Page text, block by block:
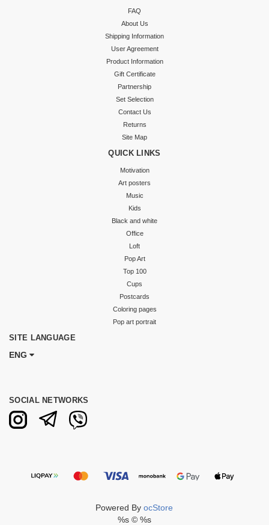
FAQ
About Us
Shipping Information
User Agreement
Product Information
Gift Certificate
Partnership
Set Selection
Contact Us
Returns
Site Map
QUICK LINKS
Motivation
Art posters
Music
Kids
Black and white
Office
Loft
Pop Art
Top 100
Cups
Postcards
Coloring pages
Pop art portrait
SITE LANGUAGE
ENG
SOCIAL NETWORKS
Powered ByocStore
%s © %s